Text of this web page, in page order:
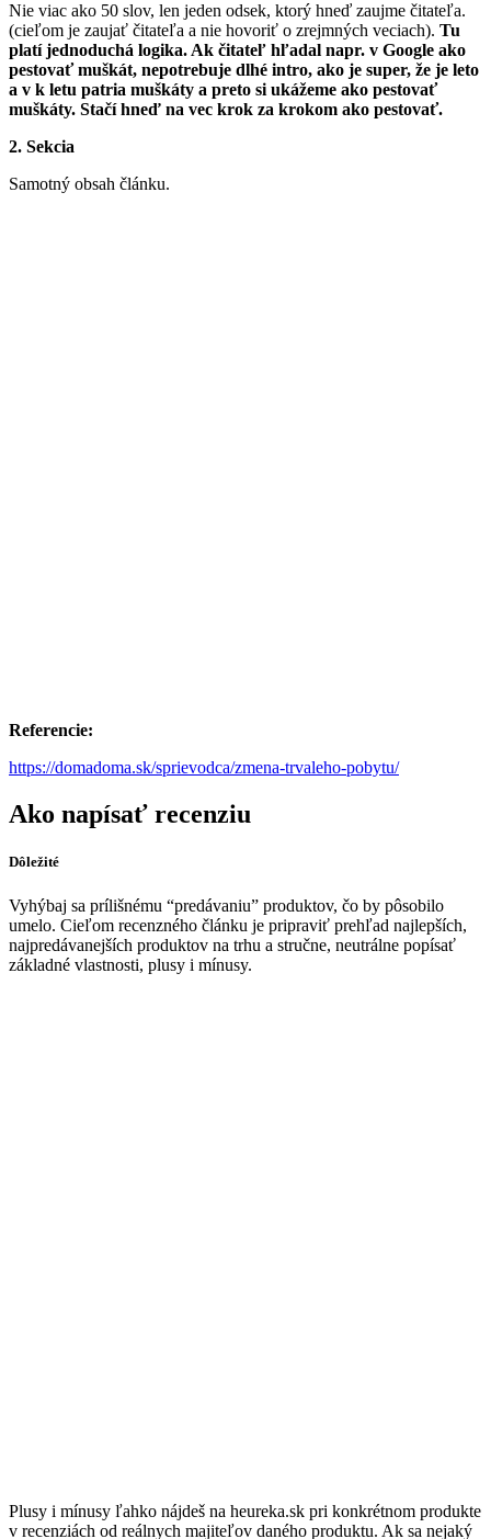
Nie viac ako 50 slov, len jeden odsek, ktorý hneď zaujme čitateľa.
(cieľom je zaujať čitateľa a nie hovoriť o zrejmných veciach). Tu
platí jednoduchá logika. Ak čitateľ hľadal napr. v Google ako
pestovať muškát, nepotrebuje dlhé intro, ako je super, že je leto
a v k letu patria muškáty a preto si ukážeme ako pestovať
muškáty. Stačí hneď na vec krok za krokom ako pestovať.
2. Sekcia
Samotný obsah článku.
Referencie:
https://domadoma.sk/sprievodca/zmena-trvaleho-pobytu/
Ako napísať recenziu
Dôležité
Vyhýbaj sa prílišnému “predávaniu” produktov, čo by pôsobilo
umelo. Cieľom recenzného článku je pripraviť prehľad najlepších,
najpredávanejších produktov na trhu a stručne, neutrálne popísať
základné vlastnosti, plusy i mínusy.
Plusy i mínusy ľahko nájdeš na heureka.sk pri konkrétnom produkte
v recenziách od reálnych majiteľov daného produktu. Ak sa nejaký